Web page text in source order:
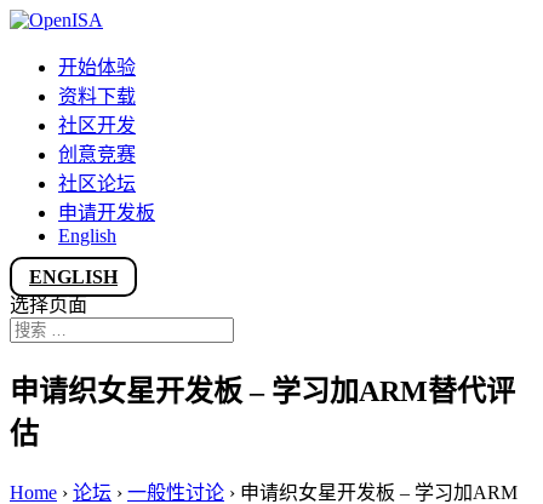
开始体验
资料下载
社区开发
创意竞赛
社区论坛
申请开发板
English
ENGLISH
选择页面
申请织女星开发板 – 学习加ARM替代评
估
Home › 论坛 › 一般性讨论 › 申请织女星开发板 – 学习加ARM